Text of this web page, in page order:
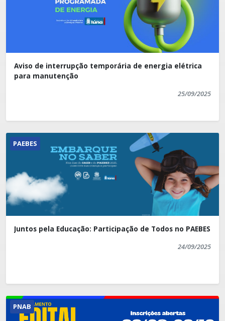
Aviso de interrupção temporária de energia elétrica
para manutenção
25/09/2025
PAEBES
Juntos pela Educação: Participação de Todos no PAEBES
24/09/2025
PNAB